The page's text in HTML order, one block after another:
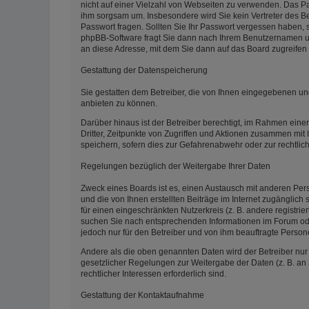
nicht auf einer Vielzahl von Webseiten zu verwenden. Das
ihm sorgsam um. Insbesondere wird Sie kein Vertreter des
Passwort fragen. Sollten Sie Ihr Passwort vergessen haben,
phpBB-Software fragt Sie dann nach Ihrem Benutzernamen
an diese Adresse, mit dem Sie dann auf das Board
Gestattung der Datenspeicherung
Sie gestatten dem Betreiber, die von Ihnen eingegebenen
anbieten zu können.
Darüber hinaus ist der Betreiber berechtigt, im Rahmen
Dritter, Zeitpunkte von Zugriffen und Aktionen zusammen
speichern, sofern dies zur Gefahrenabwehr oder zur
Regelungen bezüglich der Weitergabe Ihrer Daten
Zweck eines Boards ist es, einen Austausch mit anderen
und die von Ihnen erstellten Beiträge im Internet
für einen eingeschränkten Nutzerkreis (z. B. andere
suchen Sie nach entsprechenden Informationen im Forum
jedoch nur für den Betreiber und von ihm beauftragte
Andere als die oben genannten Daten wird der Betreiber
gesetzlicher Regelungen zur Weitergabe der Daten (z. B.
rechtlicher Interessen erforderlich sind.
Gestattung der Kontaktaufnahme